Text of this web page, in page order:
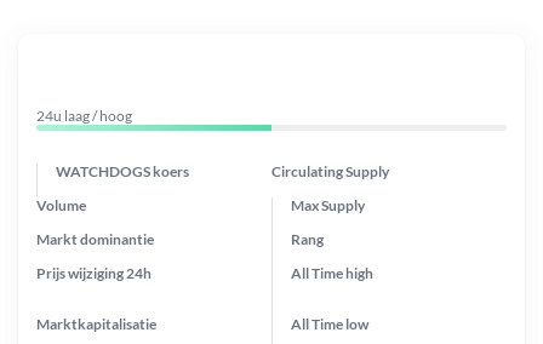
24u laag / hoog
WATCHDOGS koers Circulating Supply
Prijs wijziging 24h
Max Supply
Markt dominantie
Marktkapitalisatie
Volume
Rang
All Timehigh
All Time low